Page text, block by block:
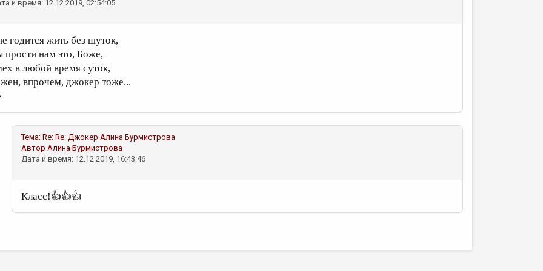
и время: 12.12.2019, 02:54:05
годится жить без шуток,
прости нам это, Боже,
в любой время суток,
впрочем, джокер тоже...
Тема: Re: Re: Джокер Алина Бурмистрова
Автор Алина Бурмистрова
Дата и время: 12.12.2019, 16:43:46
Класс!👍👍👍